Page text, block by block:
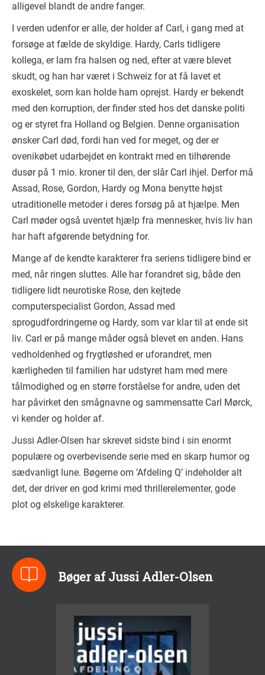
alligevel blandt de andre fanger.
I verden udenfor er alle, der holder af Carl, i gang med at
forsøge at fælde de skyldige. Hardy, Carls tidligere
kollega, er lam fra halsen og ned, efter at være blevet
skudt, og han har været i Schweiz for at få lavet et
exoskelet, som kan holde ham oprejst. Hardy er bekendt
med den korruption, der finder sted hos det danske politi
og er styret fra Holland og Belgien. Denne organisation
ønsker Carl død, fordi han ved for meget, og der er
ovenikøbet udarbejdet en kontrakt med en tilhørende
dusør på 1 mio. kroner til den, der slår Carl ihjel. Derfor må
Assad, Rose, Gordon, Hardy og Mona benytte højst
utraditionelle metoder i deres forsøg på at hjælpe. Men
Carl møder også uventet hjælp fra mennesker, hvis liv han
har haft afgørende betydning for.
Mange af de kendte karakterer fra seriens tidligere bind er
med, når ringen sluttes. Alle har forandret sig, både den
tidligere lidt neurotiske Rose, den kejtede
computerspecialist Gordon, Assad med
sprogudfordringerne og Hardy, som var klar til at ende sit
liv. Carl er på mange måder også blevet en anden. Hans
vedholdenhed og frygtløshed er uforandret, men
kærligheden til familien har udstyret ham med mere
tålmodighed og en større forståelse for andre, uden det
har påvirket den smågnavne og sammensatte Carl Mørck,
vi kender og holder af.
Jussi Adler-Olsen har skrevet sidste bind i sin enormt
populære og overbevisende serie med en skarp humor og
sædvanligt lune. Bøgerne om ’Afdeling Q’ indeholder alt
det, der driver en god krimi med thrillerelementer, gode
plot og elskelige karakterer.
Bøger af Jussi Adler-Olsen